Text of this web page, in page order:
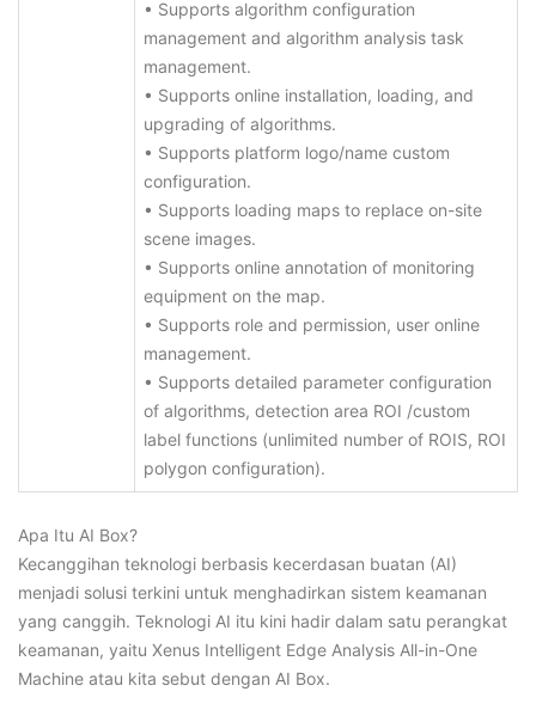
• Supports algorithm configuration
management and algorithm analysis task
management.
• Supports online installation, loading, and
upgrading of algorithms.
• Supports platform logo/name custom
configuration.
• Supports loading maps to replace on-site
scene images.
• Supports online annotation of monitoring
equipment on the map.
• Supports role and permission, user online
management.
• Supports detailed parameter configuration
of algorithms, detection area ROI /custom
label functions (unlimited number of ROIS, ROI
polygon configuration).
Apa Itu AI Box?
Kecanggihan teknologi berbasis kecerdasan buatan (AI)
menjadi solusi terkini untuk menghadirkan sistem keamanan
yang canggih. Teknologi AI itu kini hadir dalam satu perangkat
keamanan, yaitu Xenus Intelligent Edge Analysis All-in-One
Machine atau kita sebut dengan AI Box.